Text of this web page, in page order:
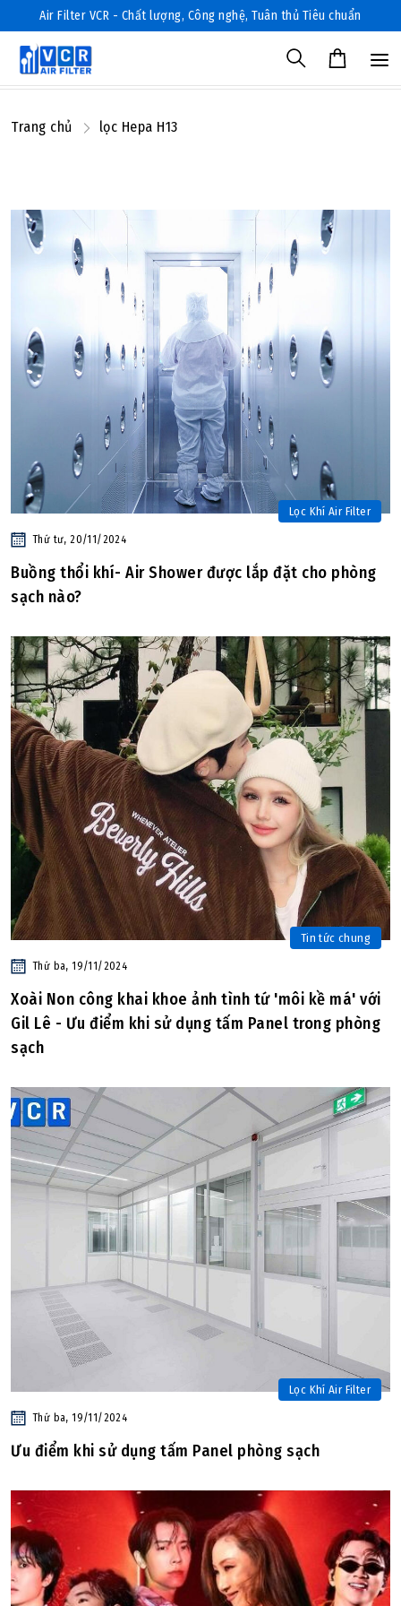
Air Filter VCR - Chất lượng, Công nghệ, Tuân thủ Tiêu chuẩn
Trang chủ lọc Hepa H13
Lọc Khí Air Filter
Thứ tư, 20/11/2024
Buồng thổi khí- Air Shower được lắp đặt cho phòng
sạch nào?
Tin tức chung
Thứ ba, 19/11/2024
Xoài Non công khai khoe ảnh tình tứ 'môi kề má' với
Gil Lê - Ưu điểm khi sử dụng tấm Panel trong phòng
sạch
Lọc Khí Air Filter
Thứ ba, 19/11/2024
Ưu điểm khi sử dụng tấm Panel phòng sạch